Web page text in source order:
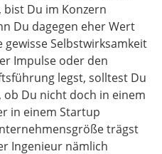
Du im Konzern
Du dagegen eher Wert
gewisse Selbstwirksamkeit
Impulse oder den
legst, solltest Du
Du nicht doch in einem
in einem Startup
trägst
Ingenieur nämlich